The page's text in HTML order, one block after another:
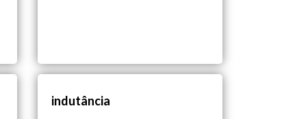
indutância